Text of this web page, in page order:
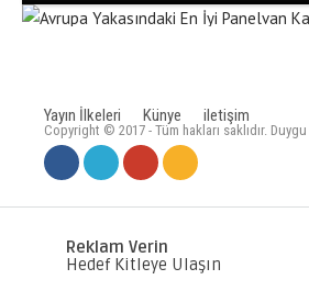
Yayın İlkeleri Künye iletişim
Copyright © 2017 - Tüm hakları saklıdır.
Reklam Verin
Hedef Kitleye Ulaşın